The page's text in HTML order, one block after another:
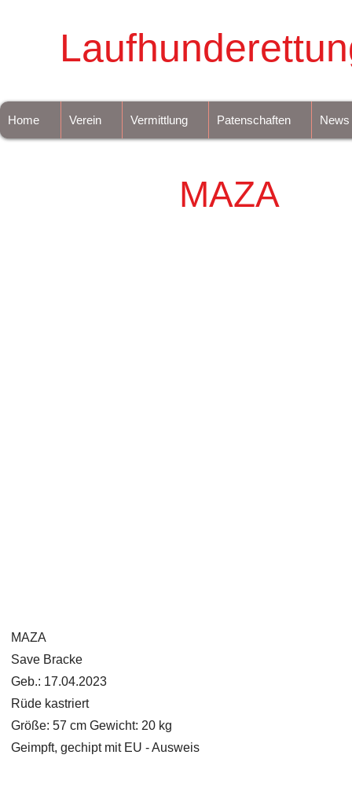
Home Verein Vermittlung Patenschaften News
MAZA
MAZA
Save Bracke
Geb.: 17.04.2023
Rüde kastriert
Größe: 57 cm Gewicht: 20 kg
Geimpft, gechipt mit EU - Ausweis